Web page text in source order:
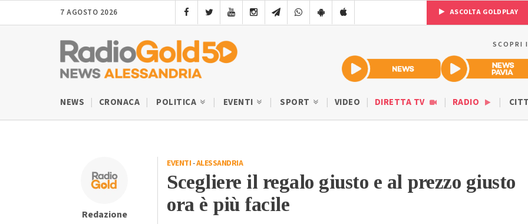
7 AGOSTO 2026 ASCOLTA GOLDPLAY
SCOPRI
NEWS CRONACA POLITICA EVENTI SPORT VIDEO DIRETTA TV RADIO
Redazione
EVENTI-ALESSANDRIA
Scegliere il regalo giusto e al prezzo giusto
ora è più facile